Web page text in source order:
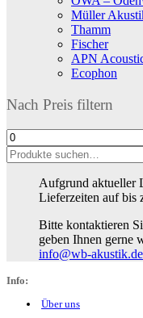
Müller
Thamm
Fischer
APN
Ecophon
Nach Preis filtern
Min.
Preis
Suche
nach:
Aufgrund aktueller
Lieferzeiten auf bis
Bitte kontaktieren
geben Ihnen gerne
info@wb-akustik.de
Info:
Über uns